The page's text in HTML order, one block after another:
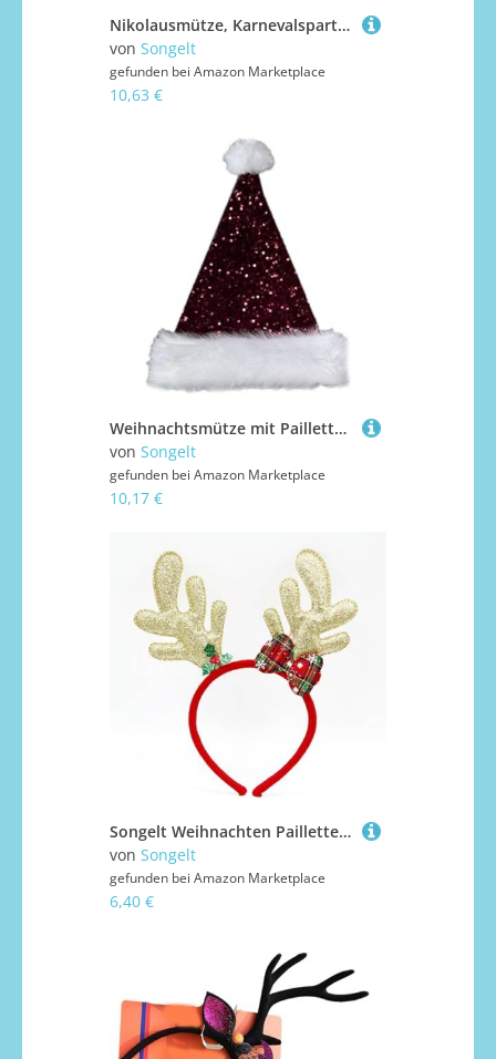
Nikolausmütze, Karnevalsparty für Erwachsene, Kinder, Unisex, Strickmützen, Dekoration für Neujahr, Urlaub, Party, Weihnachten, mit Ohrenschützern für Kinder, Pompons für Unisex-Pompons
von Songelt
gefunden bei Amazon Marketplace
10,63 €
Weihnachtsmütze mit Pailletten und weißer pelziger Krempe für Partys, Verkleidungen, Cosplay, Pailletten, Nietenhüte für Hunde
von Songelt
gefunden bei Amazon Marketplace
10,17 €
Songelt Weihnachten Pailletten Stirnband Party Requisiten Zubehör Headhoop Festival Party Glitzer Haarband Cosplay Kostüm Kopfbedeckung Dekoration Stirnband Einstellbare Größe Haarschmuck Niedliches
von Songelt
gefunden bei Amazon Marketplace
6,40 €